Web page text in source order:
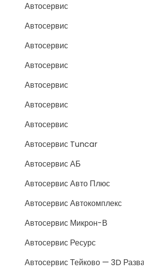
Автосервис
Автосервис
Автосервис
Автосервис
Автосервис
Автосервис
Автосервис
Автосервис Tuncar
Автосервис АБ
Автосервис Авто Плюс
Автосервис Автокомплекс
Автосервис Микрон-В
Автосервис Ресурс
Автосервис Тейково — 3D